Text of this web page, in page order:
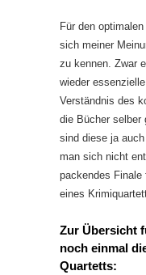
Für den
sich meiner
zu kennen. Zwar
wieder
Verständnis des
die Bücher selber
sind diese ja
man sich nicht
packendes
eines
Zur Übersicht
noch einmal
Quartetts: